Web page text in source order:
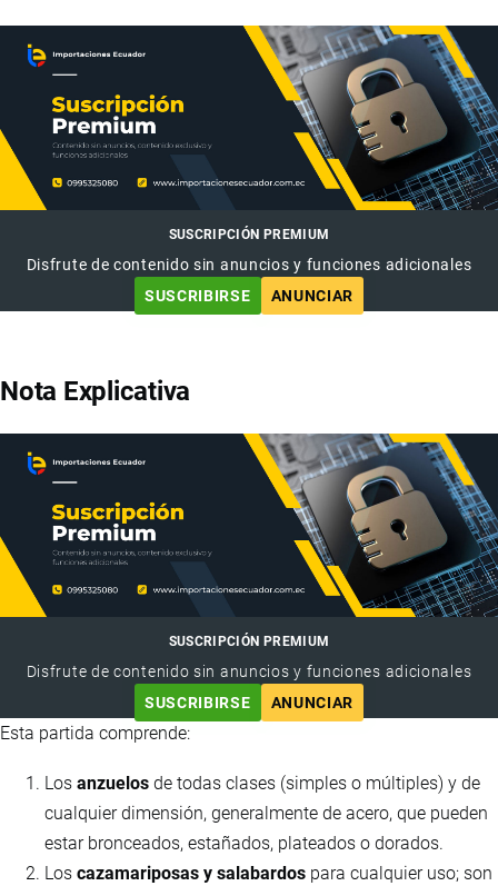
SUSCRIPCIÓN PREMIUM
Disfrute de contenido sin anuncios y funciones adicionales
SUSCRIBIRSE
ANUNCIAR
Nota Explicativa
SUSCRIPCIÓN PREMIUM
Disfrute de contenido sin anuncios y funciones adicionales
SUSCRIBIRSE
ANUNCIAR
Esta partida comprende:
Los anzuelos de todas clases (simples o múltiples) y de
cualquier dimensión, generalmente de acero, que pueden
estar bronceados, estañados, plateados o dorados.
Los cazamariposas y salabardos para cualquier uso; son